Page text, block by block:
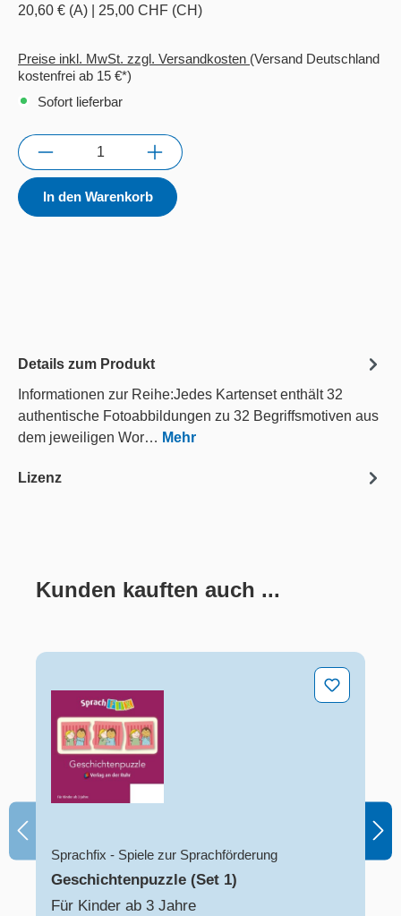
20,60 € (A) 25,00 CHF (CH)
Preise inkl. MwSt. zzgl. Versandkosten (Versand Deutschland
kostenfrei ab 15 €*)
Sofort lieferbar
Anzahl
In den Warenkorb
Details zum Produkt
Informationen zur Reihe:Jedes Kartenset enthält 32
authentische Fotoabbildungen zu 32 Begriffsmotiven aus
dem jeweiligen Wor… Mehr
Lizenz
Produktgalerie überspringen
Kunden kauften auch ...
Sprachfix - Spiele zur Sprachförderung
Geschichtenpuzzle (Set 1)
Für Kinder ab 3 Jahre